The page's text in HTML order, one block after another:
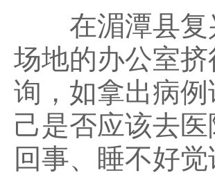
在湄潭县复
场地的办公室
询，如拿出病
己是否应该去
回事、睡不好